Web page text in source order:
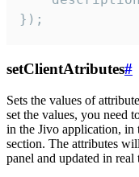
});
setClientAtributes#
Sets the values ​​of
set the values, you need
in the Jivo application,
section. The attributes
panel and updated in real